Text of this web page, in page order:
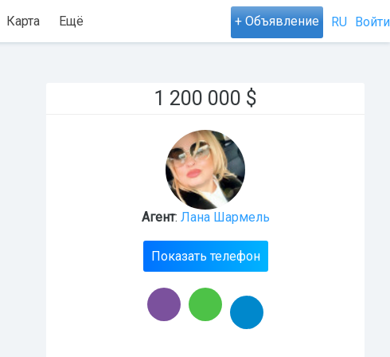
Карта Ещё + Объявление RU Войти
1 200 000 $
Агент: Лана Шармель
Показать телефон